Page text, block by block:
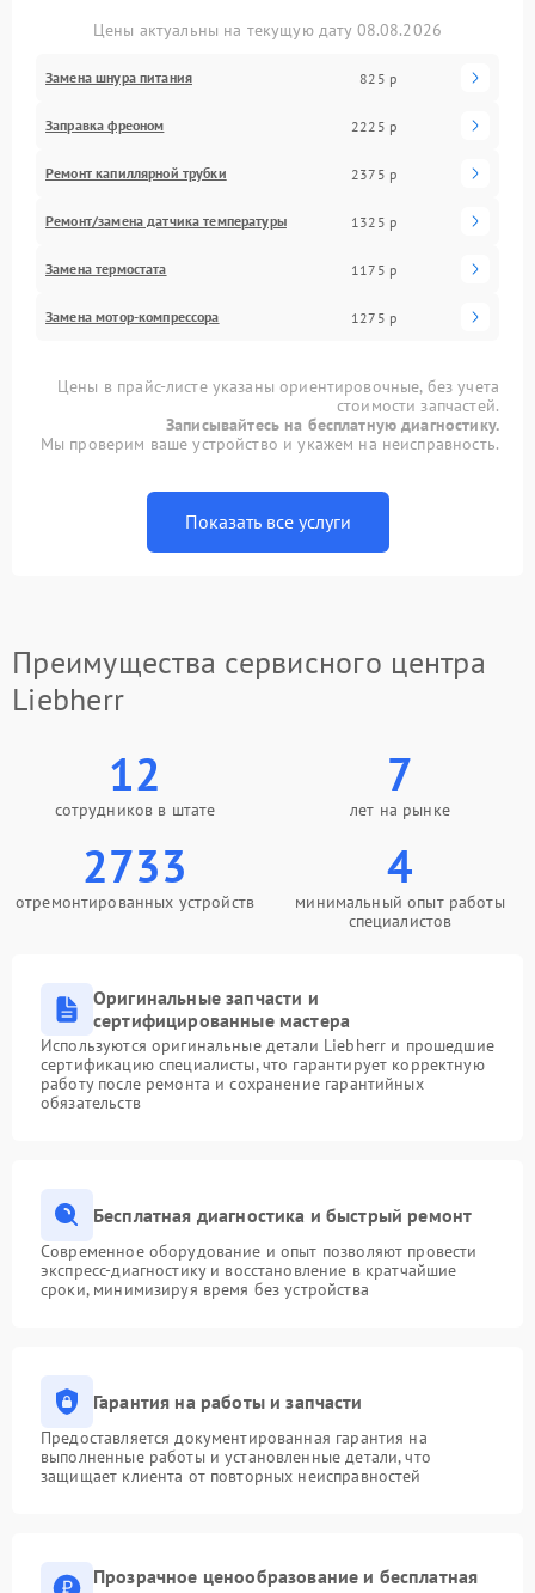
Цены актуальны на текущую дату 08.08.2026
Замена шнура питания 825 р
Заправка фреоном 2225 р
Ремонт капиллярной трубки 2375 р
Ремонт/замена датчика температуры 1325 р
Замена термостата 1175 р
Замена мотор-компрессора 1275 р
Цены в прайс-листе указаны ориентировочные, без учета
стоимости запчастей.
Записывайтесь на бесплатную диагностику.
Мы проверим ваше устройство и укажем на неисправность.
Показать все услуги
Преимущества сервисного центра
Liebherr
12
сотрудников в штате
7
лет на рынке
2733
отремонтированных устройств
4
минимальный опыт работы
специалистов
Оригинальные запчасти и
сертифицированные мастера
Используются оригинальные детали Liebherr и прошедшие
сертификацию специалисты, что гарантирует корректную
работу после ремонта и сохранение гарантийных
обязательств
Бесплатная диагностика и быстрый ремонт
Современное оборудование и опыт позволяют провести
экспресс-диагностику и восстановление в кратчайшие
сроки, минимизируя время без устройства
Гарантия на работы и запчасти
Предоставляется документированная гарантия на
выполненные работы и установленные детали, что
защищает клиента от повторных неисправностей
Прозрачное ценообразование и бесплатная